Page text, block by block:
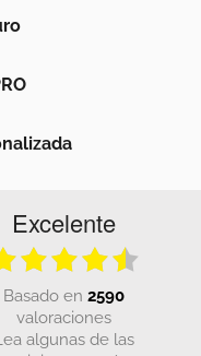
Excelente
basado en 2590
valoraciones